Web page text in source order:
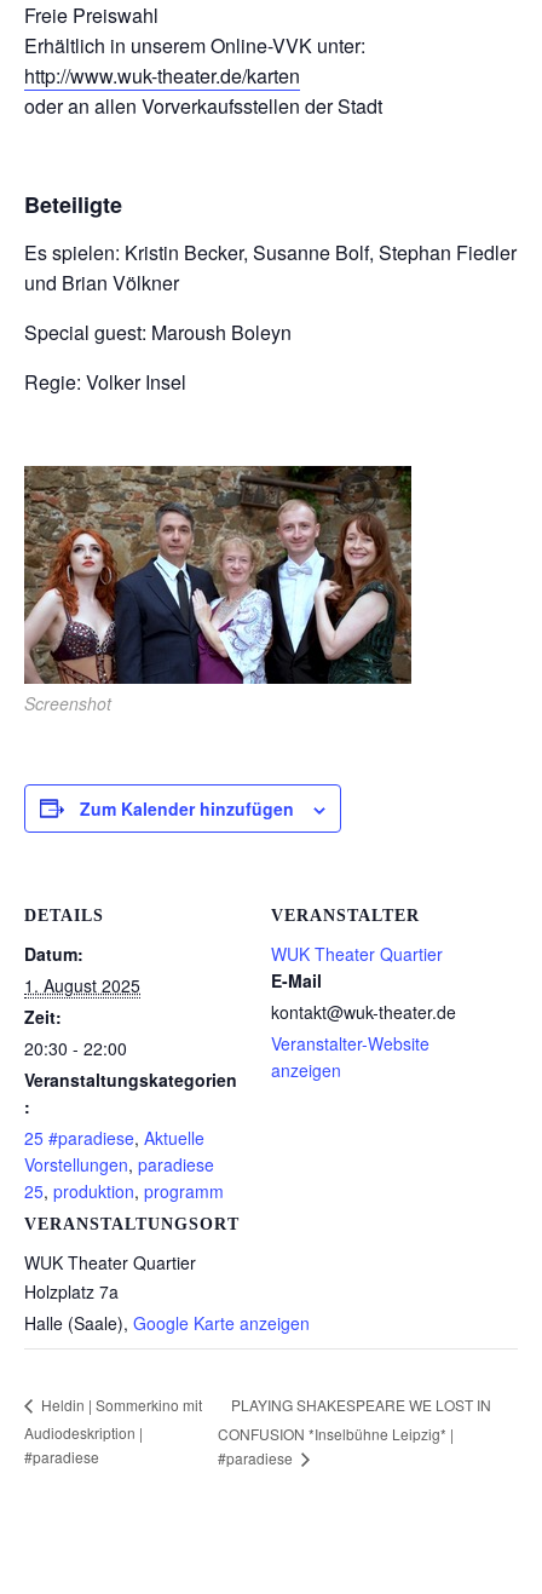
Freie Preiswahl
Erhältlich in unserem Online-VVK unter:
http://www.wuk-theater.de/karten
oder an allen Vorverkaufsstellen der Stadt
Beteiligte
Es spielen: Kristin Becker, Susanne Bolf, Stephan Fiedler
und Brian Völkner
Special guest: Maroush Boleyn
Regie: Volker Insel
Screenshot
Zum Kalender hinzufügen
DETAILS
Datum:
1. August 2025
Zeit:
20:30 - 22:00
Veranstaltungskategorien
:
25 #paradiese, Aktuelle
Vorstellungen, paradiese
25, produktion, programm
VERANSTALTUNGSORT
WUK Theater Quartier
Holzplatz 7a
Halle (Saale), Google Karte anzeigen
VERANSTALTER
WUK Theater Quartier
E-Mail
kontakt@wuk-theater.de
Veranstalter-Website
anzeigen
Heldin | Sommerkino mit
Audiodeskription |
#paradiese
PLAYING SHAKESPEARE WE LOST IN
CONFUSION *Inselbühne Leipzig* |
#paradiese